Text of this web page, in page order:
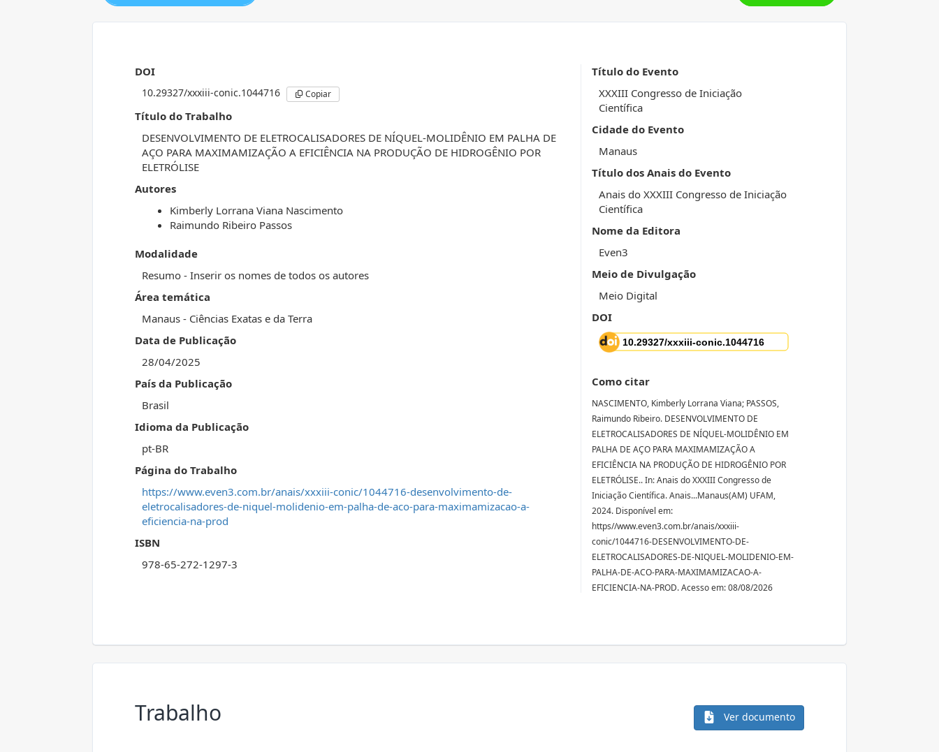
DOI
10.29327/xxxiii-conic.1044716 Copiar
Título do Trabalho
DESENVOLVIMENTO DE ELETROCALISADORES DE NÍQUEL-MOLIDÊNIO EM PALHA DE
AÇO PARA MAXIMAMIZAÇÃO A EFICIÊNCIA NA PRODUÇÃO DE HIDROGÊNIO POR
ELETRÓLISE
Autores
Kimberly Lorrana Viana Nascimento
Raimundo Ribeiro Passos
Modalidade
Resumo - Inserir os nomes de todos os autores
Área temática
Manaus - Ciências Exatas e da Terra
Data de Publicação
28/04/2025
País da Publicação
Brasil
Idioma da Publicação
pt-BR
Página do Trabalho
https://www.even3.com.br/anais/xxxiii-conic/1044716-desenvolvimento-de-
eletrocalisadores-de-niquel-molidenio-em-palha-de-aco-para-maximamizacao-a-
eficiencia-na-prod
ISBN
978-65-272-1297-3
Título do Evento
XXXIII Congresso de Iniciação
Científica
Cidade do Evento
Manaus
Título dos Anais do Evento
Anais do XXXIII Congresso de Iniciação
Científica
Nome da Editora
Even3
Meio de Divulgação
Meio Digital
DOI
Como citar
NASCIMENTO, Kimberly Lorrana Viana; PASSOS,
Raimundo Ribeiro. DESENVOLVIMENTO DE
ELETROCALISADORES DE NÍQUEL-MOLIDÊNIO EM
PALHA DE AÇO PARA MAXIMAMIZAÇÃO A
EFICIÊNCIA NA PRODUÇÃO DE HIDROGÊNIO POR
ELETRÓLISE.. In: Anais do XXXIII Congresso de
Iniciação Científica. Anais...Manaus(AM) UFAM,
2024. Disponível em:
https//www.even3.com.br/anais/xxxiii-
conic/1044716-DESENVOLVIMENTO-DE-
ELETROCALISADORES-DE-NIQUEL-MOLIDENIO-EM-
PALHA-DE-ACO-PARA-MAXIMAMIZACAO-A-
EFICIENCIA-NA-PROD. Acesso em: 08/08/2026
Trabalho Ver documento